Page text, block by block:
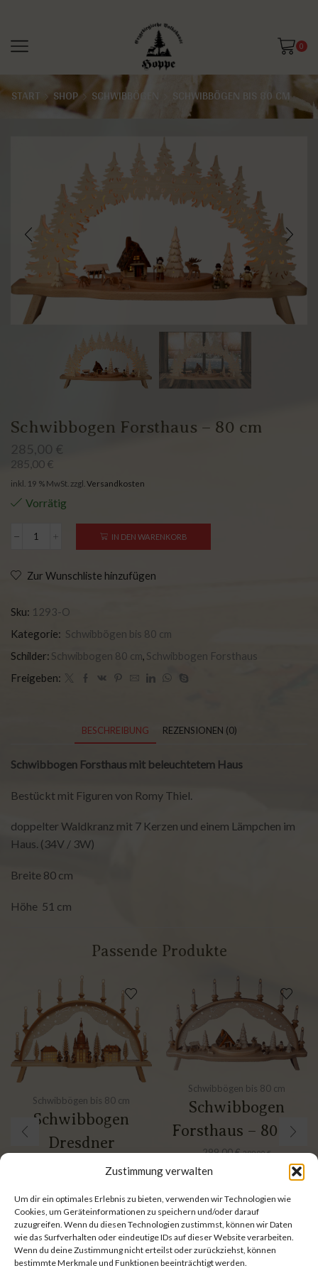
Zustimmung verwalten
Um dir ein optimales Erlebnis zu bieten, verwenden wir Technologien wie
Cookies, um Geräteinformationen zu speichern und/oder darauf
zuzugreifen. Wenn du diesen Technologien zustimmst, können wir Daten
wie das Surfverhalten oder eindeutige IDs auf dieser Website verarbeiten.
Wenn du deine Zustimmung nicht erteilst oder zurückziehst, können
bestimmte Merkmale und Funktionen beeinträchtigt werden.
0
START SHOP SCHWIBBÖGEN SCHWIBBÖGEN BIS 80 CM
Schwibbogen Forsthaus – 80 cm
285,00 €
285,00 €
inkl. 19 % MwSt. zzgl. Versandkosten
Vorrätig
IN DEN WARENKORB
Zur Wunschliste hinzufügen
Sku: 1293-O
Kategorie: Schwibbögen bis 80 cm
Schilder: Schwibbogen 80 cm, Schwibbogen Forsthaus
Freigeben:
BESCHREIBUNG REZENSIONEN (0)
Schwibbogen Forsthaus mit beleuchtetem Haus
Bestückt mit Figuren von Romy Thiel.
doppelter Waldkranz mit 7 Kerzen und einem Lämpchen im
Haus. (34V / 3W)
Breite 80 cm
Höhe 51 cm
Passende Produkte
Schwibbögen bis 80 cm
Schwibbogen
Dresdner
Frauenkirche – 80
395,00€ 395,00€
inkl. 19 % MwSt.
zzgl.Versandkosten
Schwibbögen bis 80 cm
Schwibbogen
Forsthaus – 80 cm
299,00€ 299,00€